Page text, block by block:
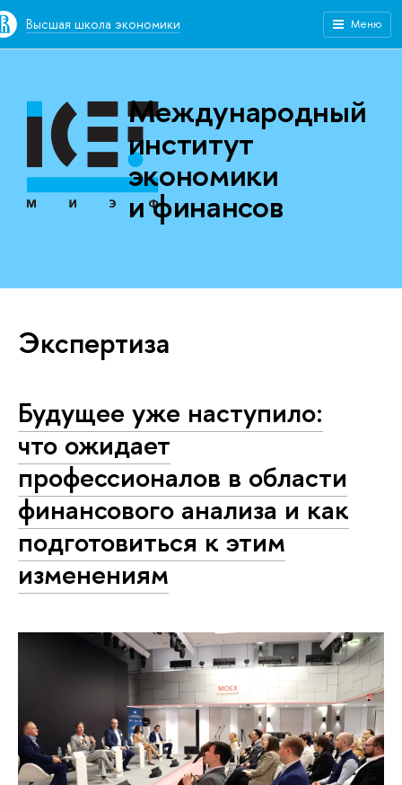
Высшая школа экономики Меню
Международный
институт
экономики
и финансов
Экспертиза
Будущее уже наступило:
что ожидает
профессионалов в области
финансового анализа и как
подготовиться к этим
изменениям